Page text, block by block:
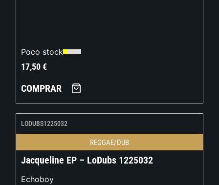
Poco stock
17,50€
COMPRAR
LODUBS1225032
REGGAE/DUB
Jacqueline EP – LoDubs 1225032
Echoboy